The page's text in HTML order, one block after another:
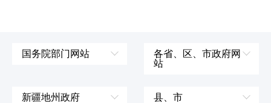
国务院部门网站
国防部
各省、区、市政府网
站
新疆地州政府 县、市